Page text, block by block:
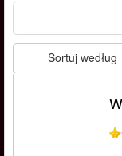
Sortuj według